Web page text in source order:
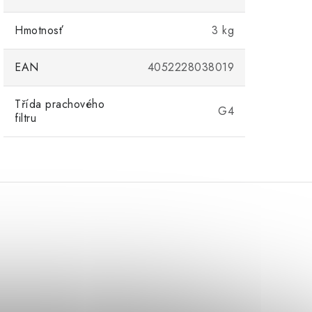
Hmotnosť 3 kg
EAN 4052228038019
Třída prachového
filtru
G4